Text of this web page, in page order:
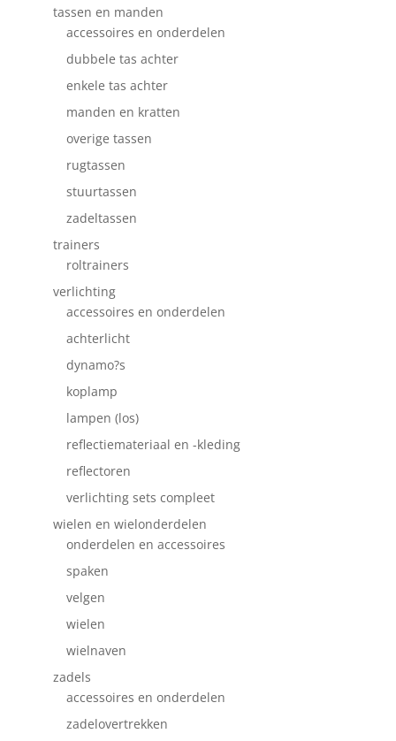
tassen en manden
accessoires en onderdelen
dubbele tas achter
enkele tas achter
manden en kratten
overige tassen
rugtassen
stuurtassen
zadeltassen
trainers
roltrainers
verlichting
accessoires en onderdelen
achterlicht
dynamo?s
koplamp
lampen (los)
reflectiemateriaal en -kleding
reflectoren
verlichting sets compleet
wielen en wielonderdelen
onderdelen en accessoires
spaken
velgen
wielen
wielnaven
zadels
accessoires en onderdelen
zadelovertrekken